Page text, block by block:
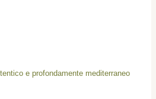
e profondamente mediterraneo